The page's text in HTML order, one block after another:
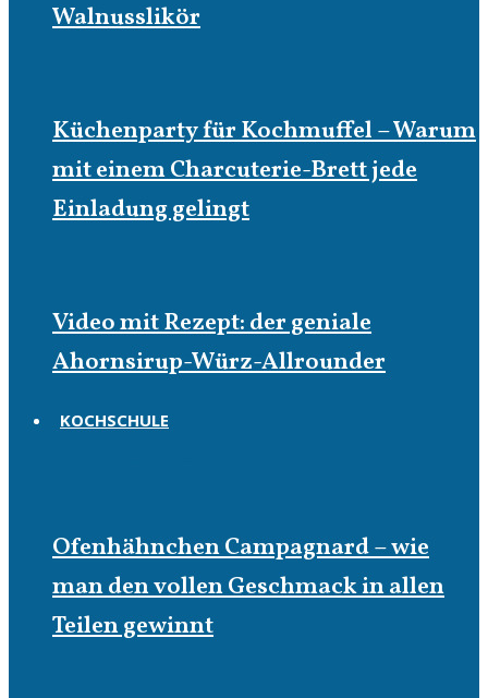
Walnusslikör
Küchenparty für Kochmuffel – Warum
mit einem Charcuterie-Brett jede
Einladung gelingt
Video mit Rezept: der geniale
Ahornsirup-Würz-Allrounder
KOCHSCHULE
Ofenhähnchen Campagnard – wie
man den vollen Geschmack in allen
Teilen gewinnt